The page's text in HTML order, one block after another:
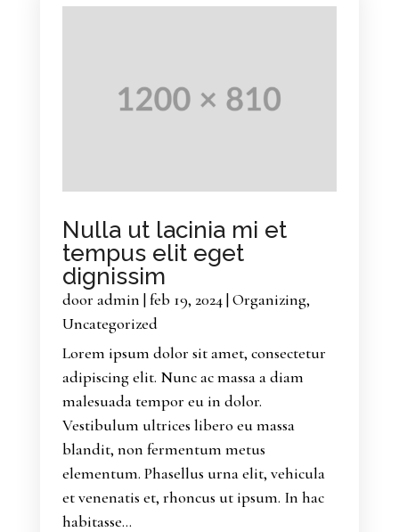
Nulla ut lacinia mi et
tempus elit eget
dignissim
door admin |feb 19, 2024|Organizing,
Uncategorized
Lorem ipsum dolor sit amet, consectetur
adipiscing elit. Nunc ac massa a diam
malesuada tempor eu in dolor.
Vestibulum ultrices libero eu massa
blandit, non fermentum metus
elementum. Phasellus urna elit, vehicula
et venenatis et, rhoncus ut ipsum. In hac
habitasse...